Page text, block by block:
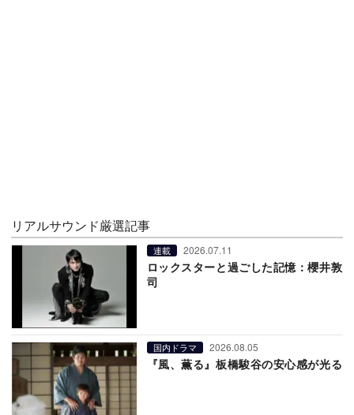
リアルサウンド厳選記事
連載 2026.07.11
ロックスターと過ごした記憶：櫻井敦
司
国内ドラマ 2026.08.05
『風、薫る』板橋駿谷の安心感が光る